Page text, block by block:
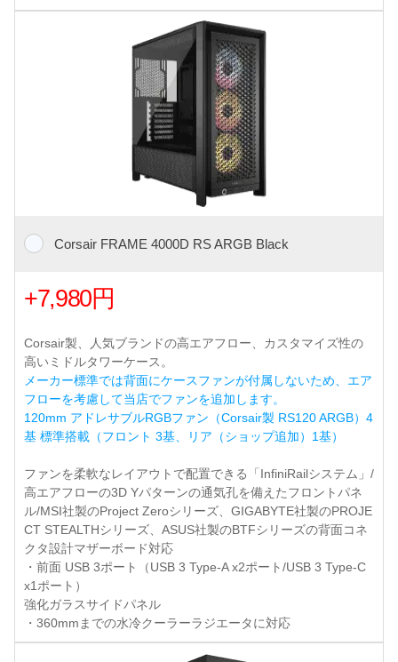
Corsair FRAME 4000D RS ARGB Black
+7,980円
Corsair製、人気ブランドの高エアフロー、カスタマイズ性の
高いミドルタワーケース。
メーカー標準では背面にケースファンが付属しないため、エア
フローを考慮して当店でファンを追加します。
120mm アドレサブルRGBファン（Corsair製 RS120 ARGB）4
基 標準搭載（フロント 3基、リア（ショップ追加）1基）
ファンを柔軟なレイアウトで配置できる「InfiniRailシステム」/
高エアフローの3D Yパターンの通気孔を備えたフロントパネ
ル/MSI社製のProject Zeroシリーズ、GIGABYTE社製のPROJE
CT STEALTHシリーズ、ASUS社製のBTFシリーズの背面コネ
クタ設計マザーボード対応
・前面 USB 3ポート（USB 3 Type-A x2ポート/USB 3 Type-C
x1ポート）
強化ガラスサイドパネル
・360mmまでの水冷クーラーラジエータに対応